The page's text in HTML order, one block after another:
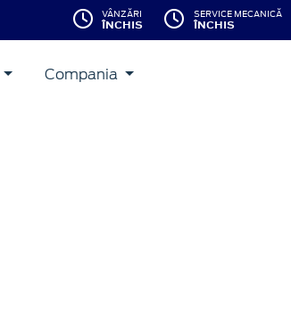
VÂNZĂRI
ÎNCHIS
SERVICE MECANICĂ
ÎNCHIS
Compania